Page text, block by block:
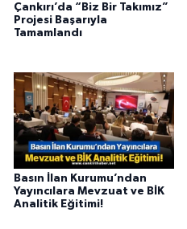
Çankırı’da “Biz Bir Takımız”
Projesi Başarıyla
Tamamlandı
Basın İlan Kurumu’ndan
Yayıncılara Mevzuat ve BİK
Analitik Eğitimi!